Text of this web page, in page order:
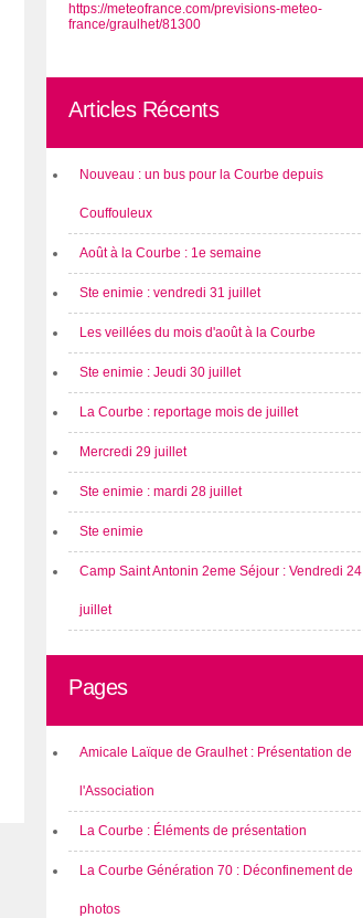
https://meteofrance.com/previsions-meteo-
france/graulhet/81300
Articles Récents
Nouveau : un bus pour la Courbe depuis
Couffouleux
Août à la Courbe : 1e semaine
Ste enimie : vendredi 31 juillet
Les veillées du mois d'août à la Courbe
Ste enimie : Jeudi 30 juillet
La Courbe : reportage mois de juillet
Mercredi 29 juillet
Ste enimie : mardi 28 juillet
Ste enimie
Camp Saint Antonin 2eme Séjour : Vendredi 24
juillet
Pages
Amicale Laïque de Graulhet : Présentation de
l'Association
La Courbe : Éléments de présentation
La Courbe Génération 70 : Déconfinement de
photos